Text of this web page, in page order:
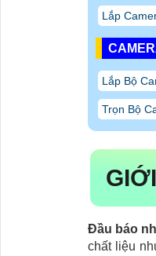
Lắp
Lắp Bộ
Trọn Bộ
Đầu báo
chất liệu